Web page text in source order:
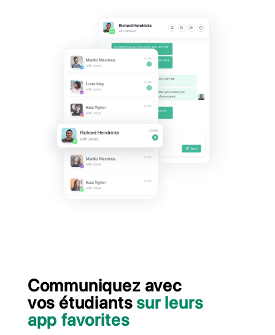
Avec Callbell vous pouvez gérer la
vos clients par le biais de canaux de
instantanée afin d’augmenter la satisfaction